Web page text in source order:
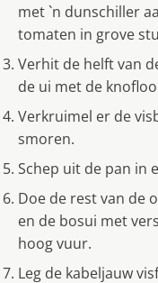
met `n dunschiller
tomaten in grove
Verhit de helft van
de ui met de
Verkruimel er de
smoren.
Schep uit de pan in
Doe de rest van de
en de bosui met
hoog vuur.
Leg de kabeljauw